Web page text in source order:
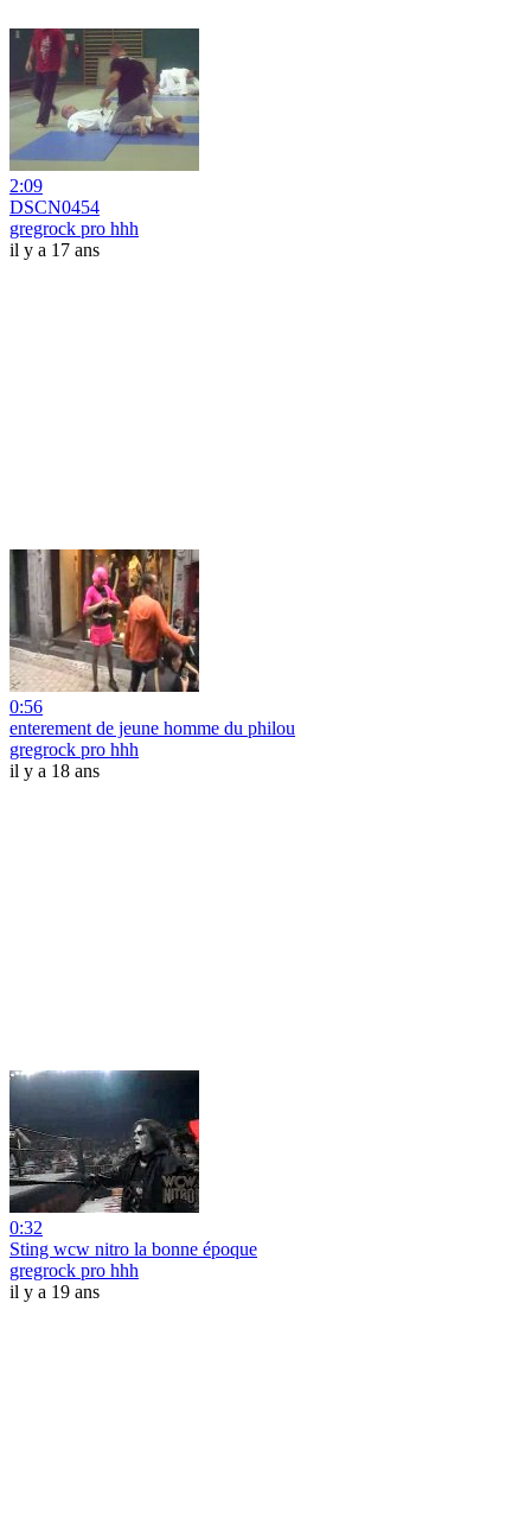
2:09
DSCN0454
gregrock pro hhh
il y a 17 ans
0:56
enterement de jeune homme du philou
gregrock pro hhh
il y a 18 ans
0:32
Sting wcw nitro la bonne époque
gregrock pro hhh
il y a 19 ans